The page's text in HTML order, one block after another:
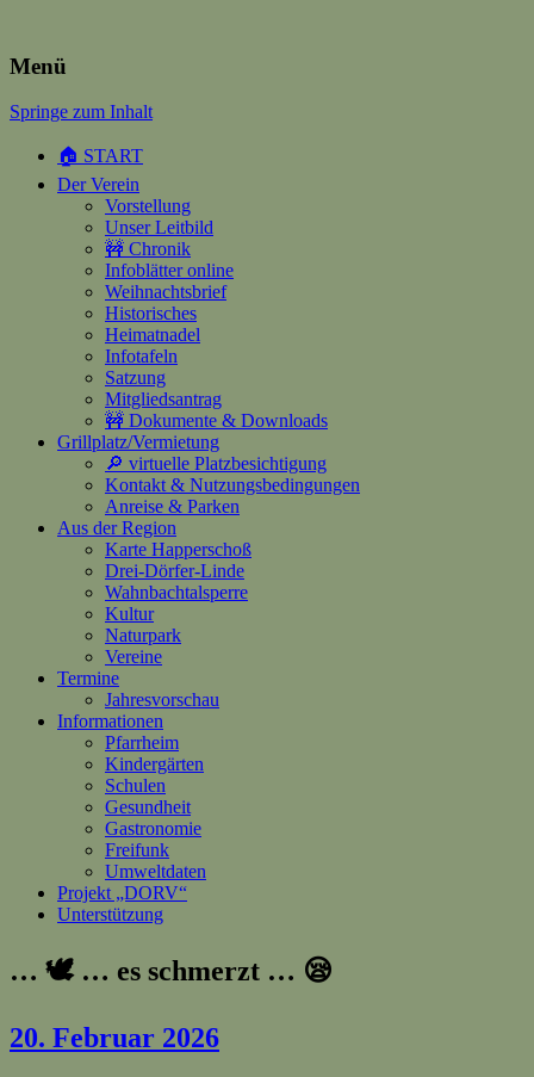
Heimatverein Happerschoss
Suchen
Menü
Springe zum Inhalt
🏠 START
Der Verein
Vorstellung
Unser Leitbild
🚧 Chronik
Infoblätter online
Weihnachtsbrief
Historisches
Heimatnadel
Infotafeln
Satzung
Mitgliedsantrag
🚧 Dokumente & Downloads
Grillplatz/Vermietung
🔎 virtuelle Platzbesichtigung
Kontakt & Nutzungsbedingungen
Anreise & Parken
Aus der Region
Karte Happerschoß
Drei-Dörfer-Linde
Wahnbachtalsperre
Kultur
Naturpark
Vereine
Termine
Jahresvorschau
Informationen
Pfarrheim
Kindergärten
Schulen
Gesundheit
Gastronomie
Freifunk
Umweltdaten
Projekt „DORV“
Unterstützung
… 🕊️ … es schmerzt … 😪
20. Februar 2026